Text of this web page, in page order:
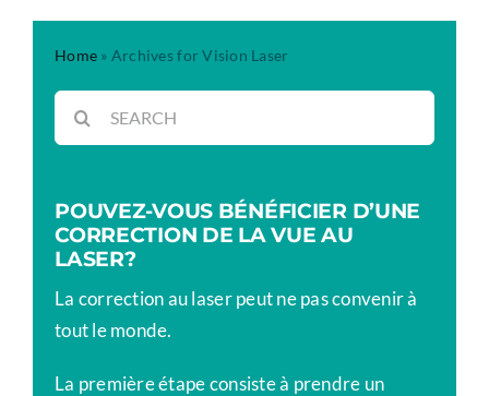
Home » Archives for Vision Laser
Rechercher:
POUVEZ-VOUS BÉNÉFICIER D’UNE
CORRECTION DE LA VUE AU
LASER?
La correction au laser peut ne pas convenir à
tout le monde.
La première étape consiste à prendre un